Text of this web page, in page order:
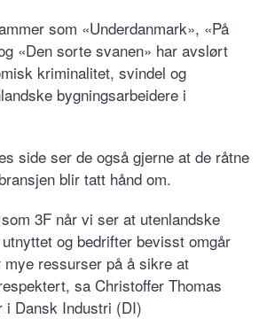
som «Underdanmark», «På
«Den sorte svanen» har avslørt
kriminalitet, svindel og
bygningsarbeidere i
side ser de også gjerne at de råtne
blir tatt hånd om.
3F når vi ser at utenlandske
og bedrifter bevisst omgår
mye ressurser på å sikre at
sa Christoffer Thomas
i Dansk Industri (DI)